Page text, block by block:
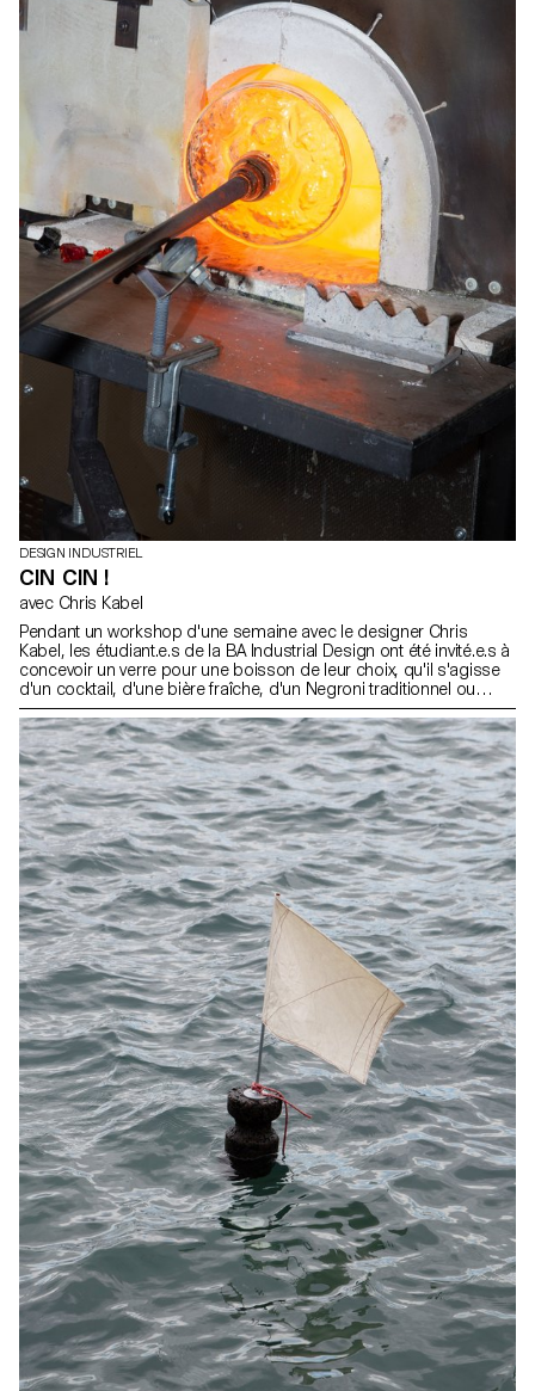
DESIGN INDUSTRIEL
CIN CIN !
avec Chris Kabel
Pendant un workshop d'une semaine avec le designer Chris
Kabel, les étudiant.e.s de la BA Industrial Design ont été invité.e.s à
concevoir un verre pour une boisson de leur choix, qu'il s'agisse
d'un cocktail, d'une bière fraîche, d'un Negroni traditionnel ou
simplement d'un verre à eau pour étancher leur soif. Les designs
finaux reflètent les caractéristiques de la boisson ou soulignent la
façon dont la boisson est préparée, servie et bue. Tous les verres
ont été soufflés dans la cour de l'ECAL avec le soutien des
artisan.e.s du fabricant de verre suisse Niesenglass.